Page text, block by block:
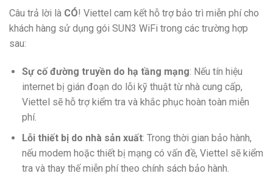
Câu trả lời là CÓ! Viettel cam kết hỗ trợ bảo trì miễn phí cho
khách hàng sử dụng gói SUN3 WiFi trong các trường hợp
sau:
Sự cố đường truyền do hạ tầng mạng: Nếu tín hiệu
internet bị gián đoạn do lỗi kỹ thuật từ nhà cung cấp,
Viettel sẽ hỗ trợ kiểm tra và khắc phục hoàn toàn miễn
phí.
Lỗi thiết bị do nhà sản xuất: Trong thời gian bảo hành,
nếu modem hoặc thiết bị mạng có vấn đề, Viettel sẽ kiểm
tra và thay thế miễn phí theo chính sách bảo hành.